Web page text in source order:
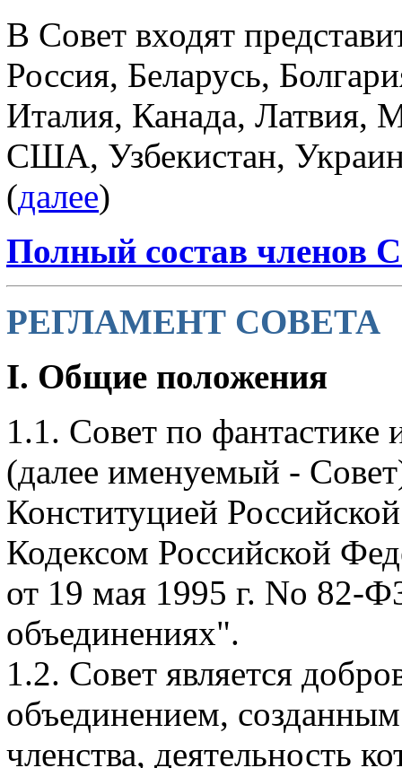
В Совет входят
Россия, Беларусь,
Италия, Канада, Латвия,
США, Узбекистан,
(далее)
Полный состав членов
РЕГЛАМЕНТ СОВЕТА
I. Общие положения
1.1. Совет по фантастике
(далее именуемый -
Конституцией
Кодексом Российской
от 19 мая 1995 г. No 82-
объединениях".
1.2. Совет является
объединением,
членства, деятельность